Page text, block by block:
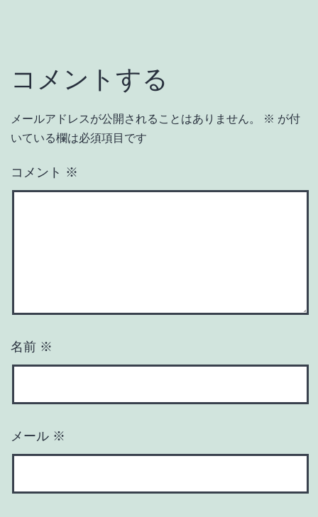
コメントする
メールアドレスが公開されることはありません。 ※ が付
いている欄は必須項目です
コメント ※
名前 ※
メール ※